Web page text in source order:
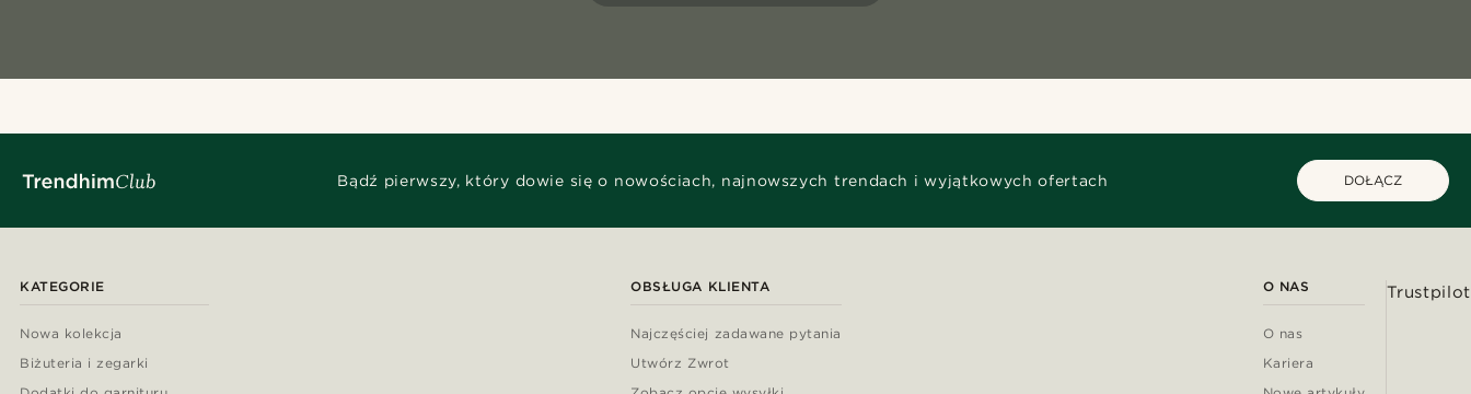
Bądź pierwszy, który dowie się o nowościach, najnowszych trendach i wyjątkowych ofertach DOŁĄCZ
KATEGORIE
Nowa kolekcja
Biżuteria i zegarki
OBSŁUGA KLIENTA
Najczęściej zadawane pytania
Utwórz Zwrot
O NAS
O nas
Kariera
Trustpilot